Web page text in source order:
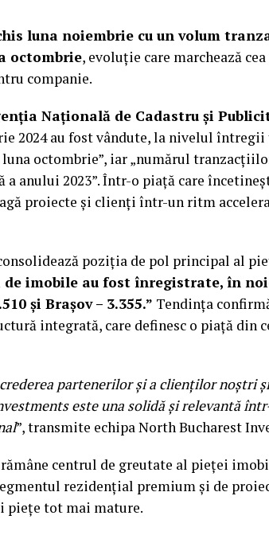
luna noiembrie cu un volum
octombrie, evoluție care marchează
companie.
Națională de Cadastru și
2024 au fost vândute, la nivelul întregii
octombrie”, iar „numărul
anului 2023”. Într-o piață care
proiecte și clienți într-un ritm
poziția de pol principal al
de imobile au fost înregistrate, în
și Brașov – 3.355.” Tendința
integrată, care definesc o piață din
partenerilor și a clienților noștri
este una solidă și relevantă
”, transmite echipa North Bucharest
centrul de greutate al pieței
rezidențial premium și de
piețe tot mai mature.